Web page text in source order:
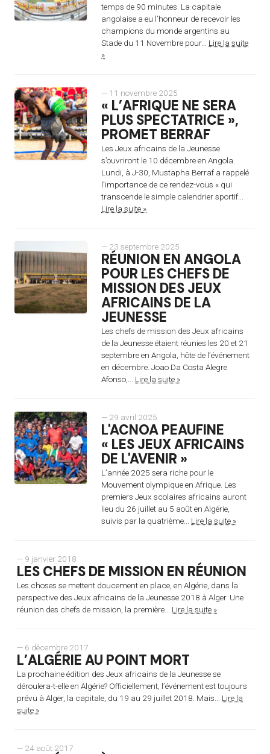
temps de 90 minutes. La capitale
angolaise a eu l’honneur de recevoir les
champions du monde argentins au
Stade du 11 Novembre pour... Lire la suite
»
— 11 novembre 2025
« L’AFRIQUE NE SERA
PLUS SPECTATRICE »,
PROMET BERRAF
Les Jeux africains de la Jeunesse
s’ouvriront le 10 décembre en Angola.
Lundi, à J-30, Mustapha Berraf a rappelé
l’importance de ce rendez-vous « qui
transcende le simple calendrier sportif...
Lire la suite »
— 23 septembre 2025
RÉUNION EN ANGOLA
POUR LES CHEFS DE
MISSION DES JEUX
AFRICAINS DE LA
JEUNESSE
Les chefs de mission des Jeux africains
de la Jeunesse étaient réunies les 20 et 21
septembre en Angola, hôte de l’événement
en décembre. Joao Da Costa Alegre
Afonso,... Lire la suite »
— 29 avril 2025
L'ACNOA PEAUFINE
« LES JEUX AFRICAINS
DE L'AVENIR »
L’année 2025 sera riche pour le
Mouvement olympique en Afrique. Les
premiers Jeux scolaires africains auront
lieu du 26 juillet au 5 août en Algérie,
suivis par la quatrième... Lire la suite »
— 9 janvier 2018
LES CHEFS DE MISSION EN RÉUNION
Les choses se mettent doucement en place, en Algérie, dans la
perspective des Jeux africains de la Jeunesse 2018 à Alger. Une
réunion des chefs de mission, la première... Lire la suite »
— 6 décembre 2017
L’ALGÉRIE AU POINT MORT
La prochaine édition des Jeux africains de la Jeunesse se
déroulera-t-elle en Algérie? Officiellement, l’événement est toujours
prévu à Alger, la capitale, du 19 au 29 juillet 2018. Mais... Lire la
suite »
— 24 août 2017